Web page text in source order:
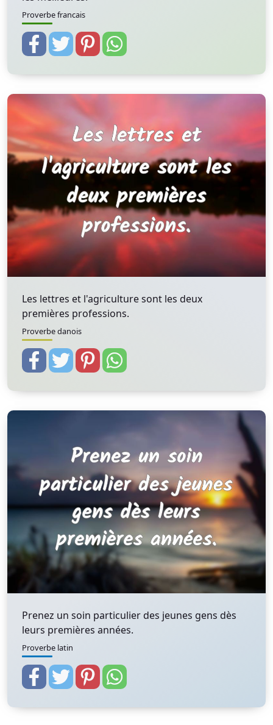
Proverbe francais
Les lettres et l'agriculture sont les deux
premières professions.
Proverbe danois
Prenez un soin particulier des jeunes gens dès
leurs premières années.
Proverbe latin